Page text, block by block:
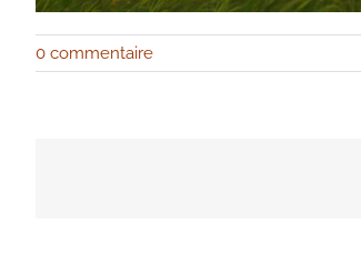
0 commentaire